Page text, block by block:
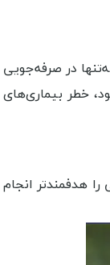
در صرفه‌جویی
خطر بیماری‌های
هدفمندتر انجام